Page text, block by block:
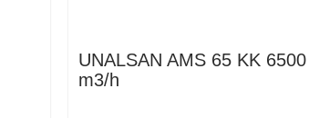
UNALSAN AMS 65 KK 6500
m3/h